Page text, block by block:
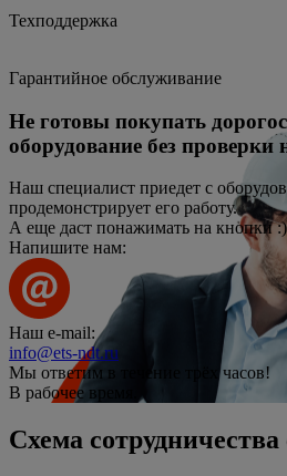
Техподдержка
Гарантийное обслуживание
Не готовы покупать
оборудование без проверки
Наш специалист приедет с
продемонстрирует его работу.
А еще даст понажимать на кнопки :)
Напишите нам:
Наш e-mail:
info@ets-ndt.ru
Мы ответим в течение
трёх часов!
В рабочее время.
Схема